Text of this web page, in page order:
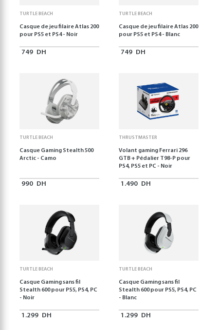
TURTLE BEACH
Casque de jeu filaire Atlas 200
pour PS5 et PS4 - Noir
749 DH
TURTLE BEACH
Casque de jeu filaire Atlas 200
pour PS5 et PS4 - Blanc
749 DH
TURTLE BEACH
Casque Gaming Stealth 500
Arctic - Camo
990 DH
THRUSTMASTER
Volant gaming Ferrari 296
GTB + Pédalier T98-P pour
PS4, PS5 et PC - Noir
1.490 DH
TURTLE BEACH
Casque Gaming sans fil
Stealth 600 pour PS5, PS4, PC
- Noir
1.299 DH
TURTLE BEACH
Casque Gaming sans fil
Stealth 600 pour PS5, PS4, PC
- Blanc
1.299 DH